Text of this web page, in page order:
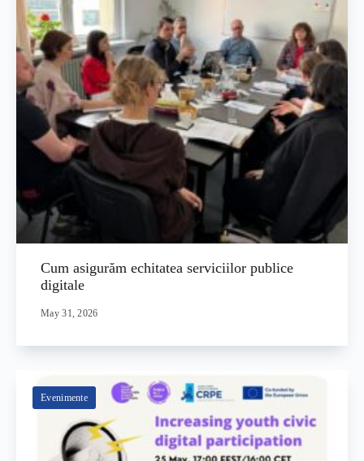
Cum asigurăm echitatea serviciilor publice
digitale
May 31, 2026
Evenimente